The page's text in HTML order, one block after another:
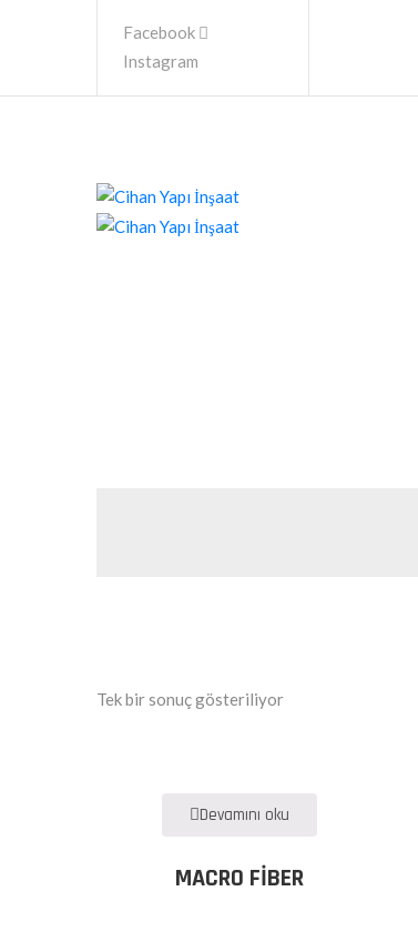
Facebook
Instagram
Tek bir sonuç gösteriliyor
Devamını oku
MACRO FIBER